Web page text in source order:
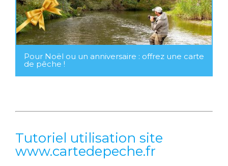
Pour Noël ou un anniversaire : offrez une carte
de pêche !
Tutoriel utilisation site
www.cartedepeche.fr